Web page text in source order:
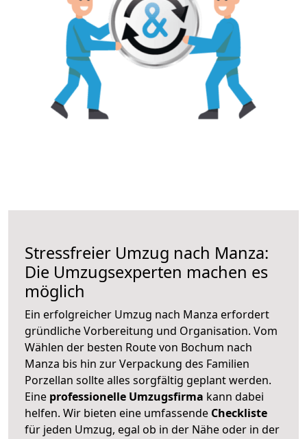
Stressfreier Umzug nach Manza:
Die Umzugsexperten machen es
möglich
Ein erfolgreicher Umzug nach Manza erfordert
gründliche Vorbereitung und Organisation. Vom
Wählen der besten Route von Bochum nach
Manza bis hin zur Verpackung des Familien
Porzellan sollte alles sorgfältig geplant werden.
Eine professionelle Umzugsfirma kann dabei
helfen. Wir bieten eine umfassende Checkliste
für jeden Umzug, egal ob in der Nähe oder in der